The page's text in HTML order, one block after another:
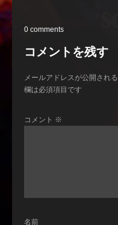
0 comments
コメントを残す
メールアドレスが公開され
欄は必須項目です
コメント ※
名前